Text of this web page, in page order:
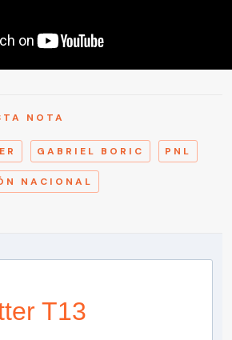
NOTA
GABRIEL BORIC PNL
NACIONAL
T13